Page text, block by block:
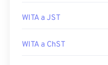
WITA a JST
WITA a ChST